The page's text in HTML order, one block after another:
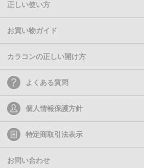
正しい使い方
お買い物ガイド
カラコンの正しい開け方
よくある質問
個人情報保護方針
特定商取引法表示
お問い合わせ